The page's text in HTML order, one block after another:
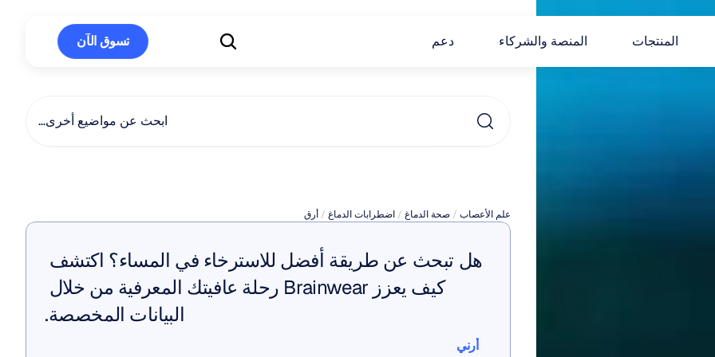
المنتجات المنصة والشركاء دعم
تسوق الآن
ابحث عن مواضيع أخرى…
علم الأعصاب / صحة الدماغ / اضطرابات الدماغ / أرق
البيانات المخصصة.
أرني